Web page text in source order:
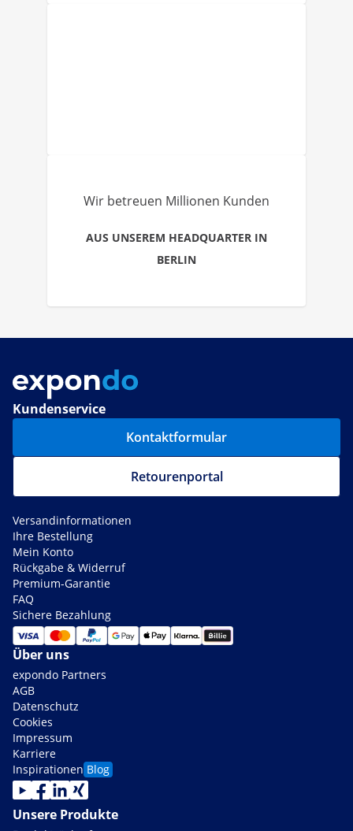
Wir betreuen Millionen Kunden
AUS UNSEREM HEADQUARTER IN
BERLIN
Kundenservice
Kontaktformular
Retourenportal
Versandinformationen
Ihre Bestellung
Mein Konto
Rückgabe & Widerruf
Premium-Garantie
FAQ
Sichere Bezahlung
Über uns
expondo Partners
AGB
Datenschutz
Cookies
Impressum
Karriere
Inspirationen Blog
Unsere Produkte